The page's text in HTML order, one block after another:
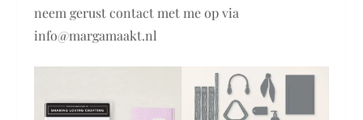
neem gerust contact met me op via
info@margamaakt.nl